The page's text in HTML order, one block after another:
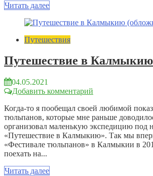
Читать далее
Путешествия
Путешествие в Калмыкию
04.05.2021
Добавить комментарий
Когда-то я пообещал своей любимой
тюльпанов, которые мне раньше
организовал маленькую экспедицию под
«Путешествие в Калмыкию». Так мы
«Фестивале тюльпанов» в Калмыкии в
поехать на...
Читать далее